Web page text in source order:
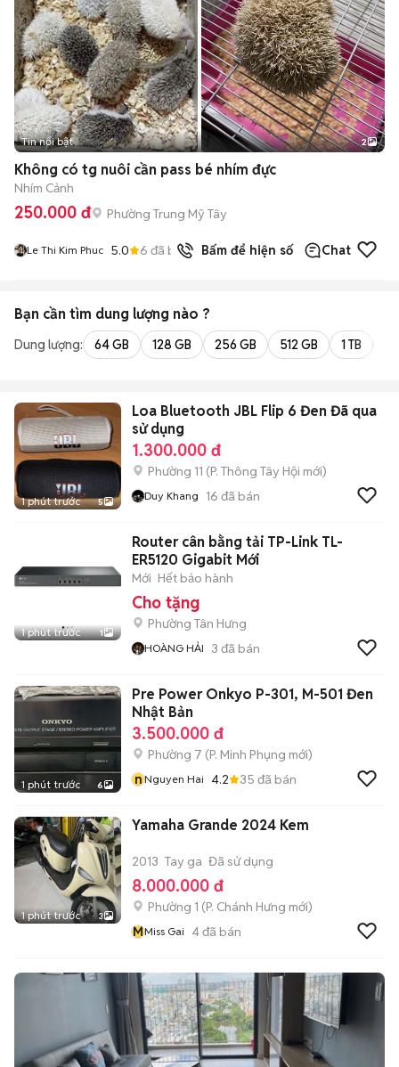
Tin nổi bật 2
Không có tg nuôi cần pass bé nhím đực
Nhím Cảnh
250.000 đ Phường Trung Mỹ Tây
Le Thi Kim Phuc 5.0 6 đã bán Bấm để hiện số Chat
Bạn cần tìm dung lượng nào ?
Dung lượng: 64 GB 128 GB 256 GB 512 GB 1 TB
1 phút trước 5
Loa Bluetooth JBL Flip 6 Đen Đã qua
sử dụng
1.300.000 đ
Phường 11 (P. Thông Tây Hội mới)
Duy Khang 16 đã bán
1 phút trước 1
Router cân bằng tải TP-Link TL-
ER5120 Gigabit Mới
Mới Hết bảo hành
Cho tặng
Phường Tân Hưng
HOÀNG HẢI 3 đã bán
1 phút trước 6
Pre Power Onkyo P-301, M-501 Đen
Nhật Bản
3.500.000 đ
Phường 7 (P. Minh Phụng mới)
nNguyen Hai 4.2 35 đã bán
1 phút trước 3
Yamaha Grande 2024 Kem
2013 Tay ga Đã sử dụng
8.000.000 đ
Phường 1 (P. Chánh Hưng mới)
MMiss Gai 4đã bán